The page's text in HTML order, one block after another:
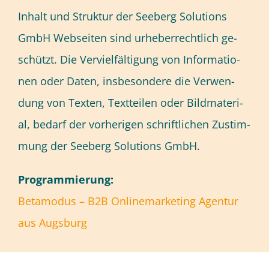
In­halt und Struk­tur der See­berg So­lu­ti­ons
GmbH Web­sei­ten sind ur­he­ber­recht­lich ge­
schützt. Die Ver­viel­fäl­ti­gung von In­for­ma­tio­
nen oder Da­ten, ins­be­son­de­re die Ver­wen­
dung von Tex­ten, Text­tei­len oder Bild­ma­te­ri­
al, be­darf der vor­he­ri­gen schrift­li­chen Zu­stim­
mung der See­berg So­lu­ti­ons GmbH.
Pro­gram­mie­rung:
Be­ta­mo­dus – B2B On­line­mar­ke­ting Agen­tur
aus Augs­burg